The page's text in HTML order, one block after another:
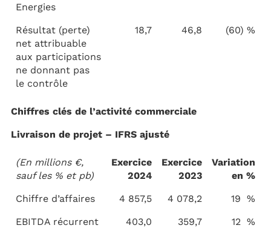
Energies
Résultat (perte)
net attribuable
aux participations
ne donnant pas
le contrôle
18,7 46,8 (60) %
Chiffres clés de l’activité commerciale
Livraison de projet – IFRS ajusté
(En millions €,
sauf les % et pb)
Exercice
2024
Exercice
2023
Variation
en %
Chiffre d’affaires
4 857,5 4 078,2
19 %
EBITDA récurrent
403,0 359,7
12 %